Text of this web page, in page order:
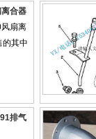
合器
扇离
的其中
排气